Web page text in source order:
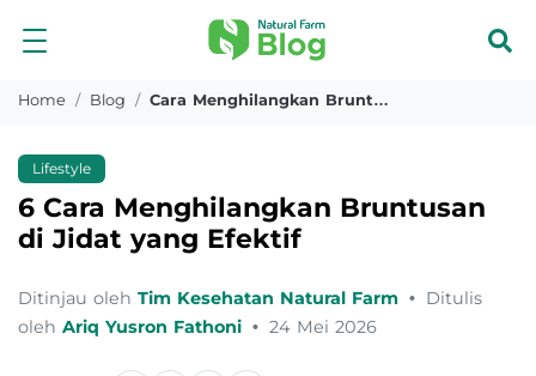
Home Blog Cara Menghilangkan Bruntusan Di Jidat
Lifestyle
6 Cara Menghilangkan Bruntusan
di Jidat yang Efektif
Ditinjau oleh Tim Kesehatan Natural Farm • Ditulis
oleh Ariq Yusron Fathoni • 24 Mei 2026